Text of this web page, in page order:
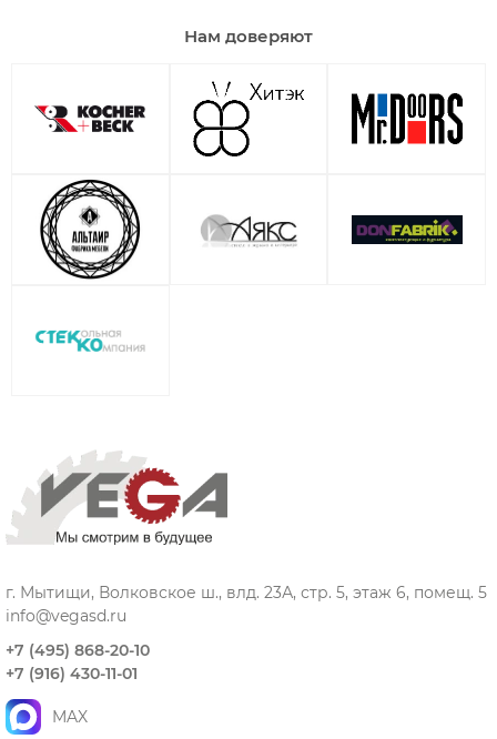
Нам доверяют
г. Мытищи, Волковское ш., влд. 23А, стр. 5, этаж 6, помещ. 5
info@vegasd.ru
+7 (495) 868-20-10
+7 (916) 430-11-01
MAX